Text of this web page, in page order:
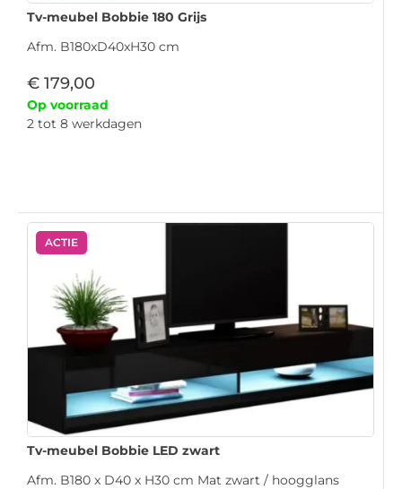
Tv-meubel Bobbie 180 Grijs
Afm. B180xD40xH30 cm
€ 179,00
Op voorraad
2 tot 8 werkdagen
ACTIE
Tv-meubel Bobbie LED zwart
Afm. B180 x D40 x H30 cm Mat zwart / hoogglans